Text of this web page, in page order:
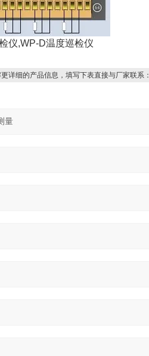
仪,WP-D温度巡检仪
详细的产品信息，填写下表直接与厂家联系：